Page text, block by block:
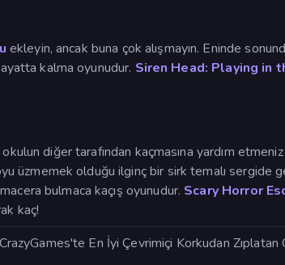
ekleyin, ancak buna çok alışmayın. Eninde
kalma oyunudur. Siren Head: Playing in
diğer tarafından kaçmasına yardım
üzmemek olduğu ilginç bir sirk temalı
bulmaca kaçış oyunudur. Scary Horror
kaç!
En İyi Çevrimiçi Korkudan